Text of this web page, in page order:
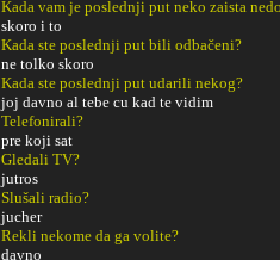
Kada vam je poslednji put neko zaista
skoro i to
Kada ste poslednji put bili odbačeni?
ne tolko skoro
Kada ste poslednji put udarili nekog?
joj davno al tebe cu kad te vidim
Telefonirali?
pre koji sat
Gledali TV?
jutros
Slušali radio?
jucher
Rekli nekome da ga volite?
davno